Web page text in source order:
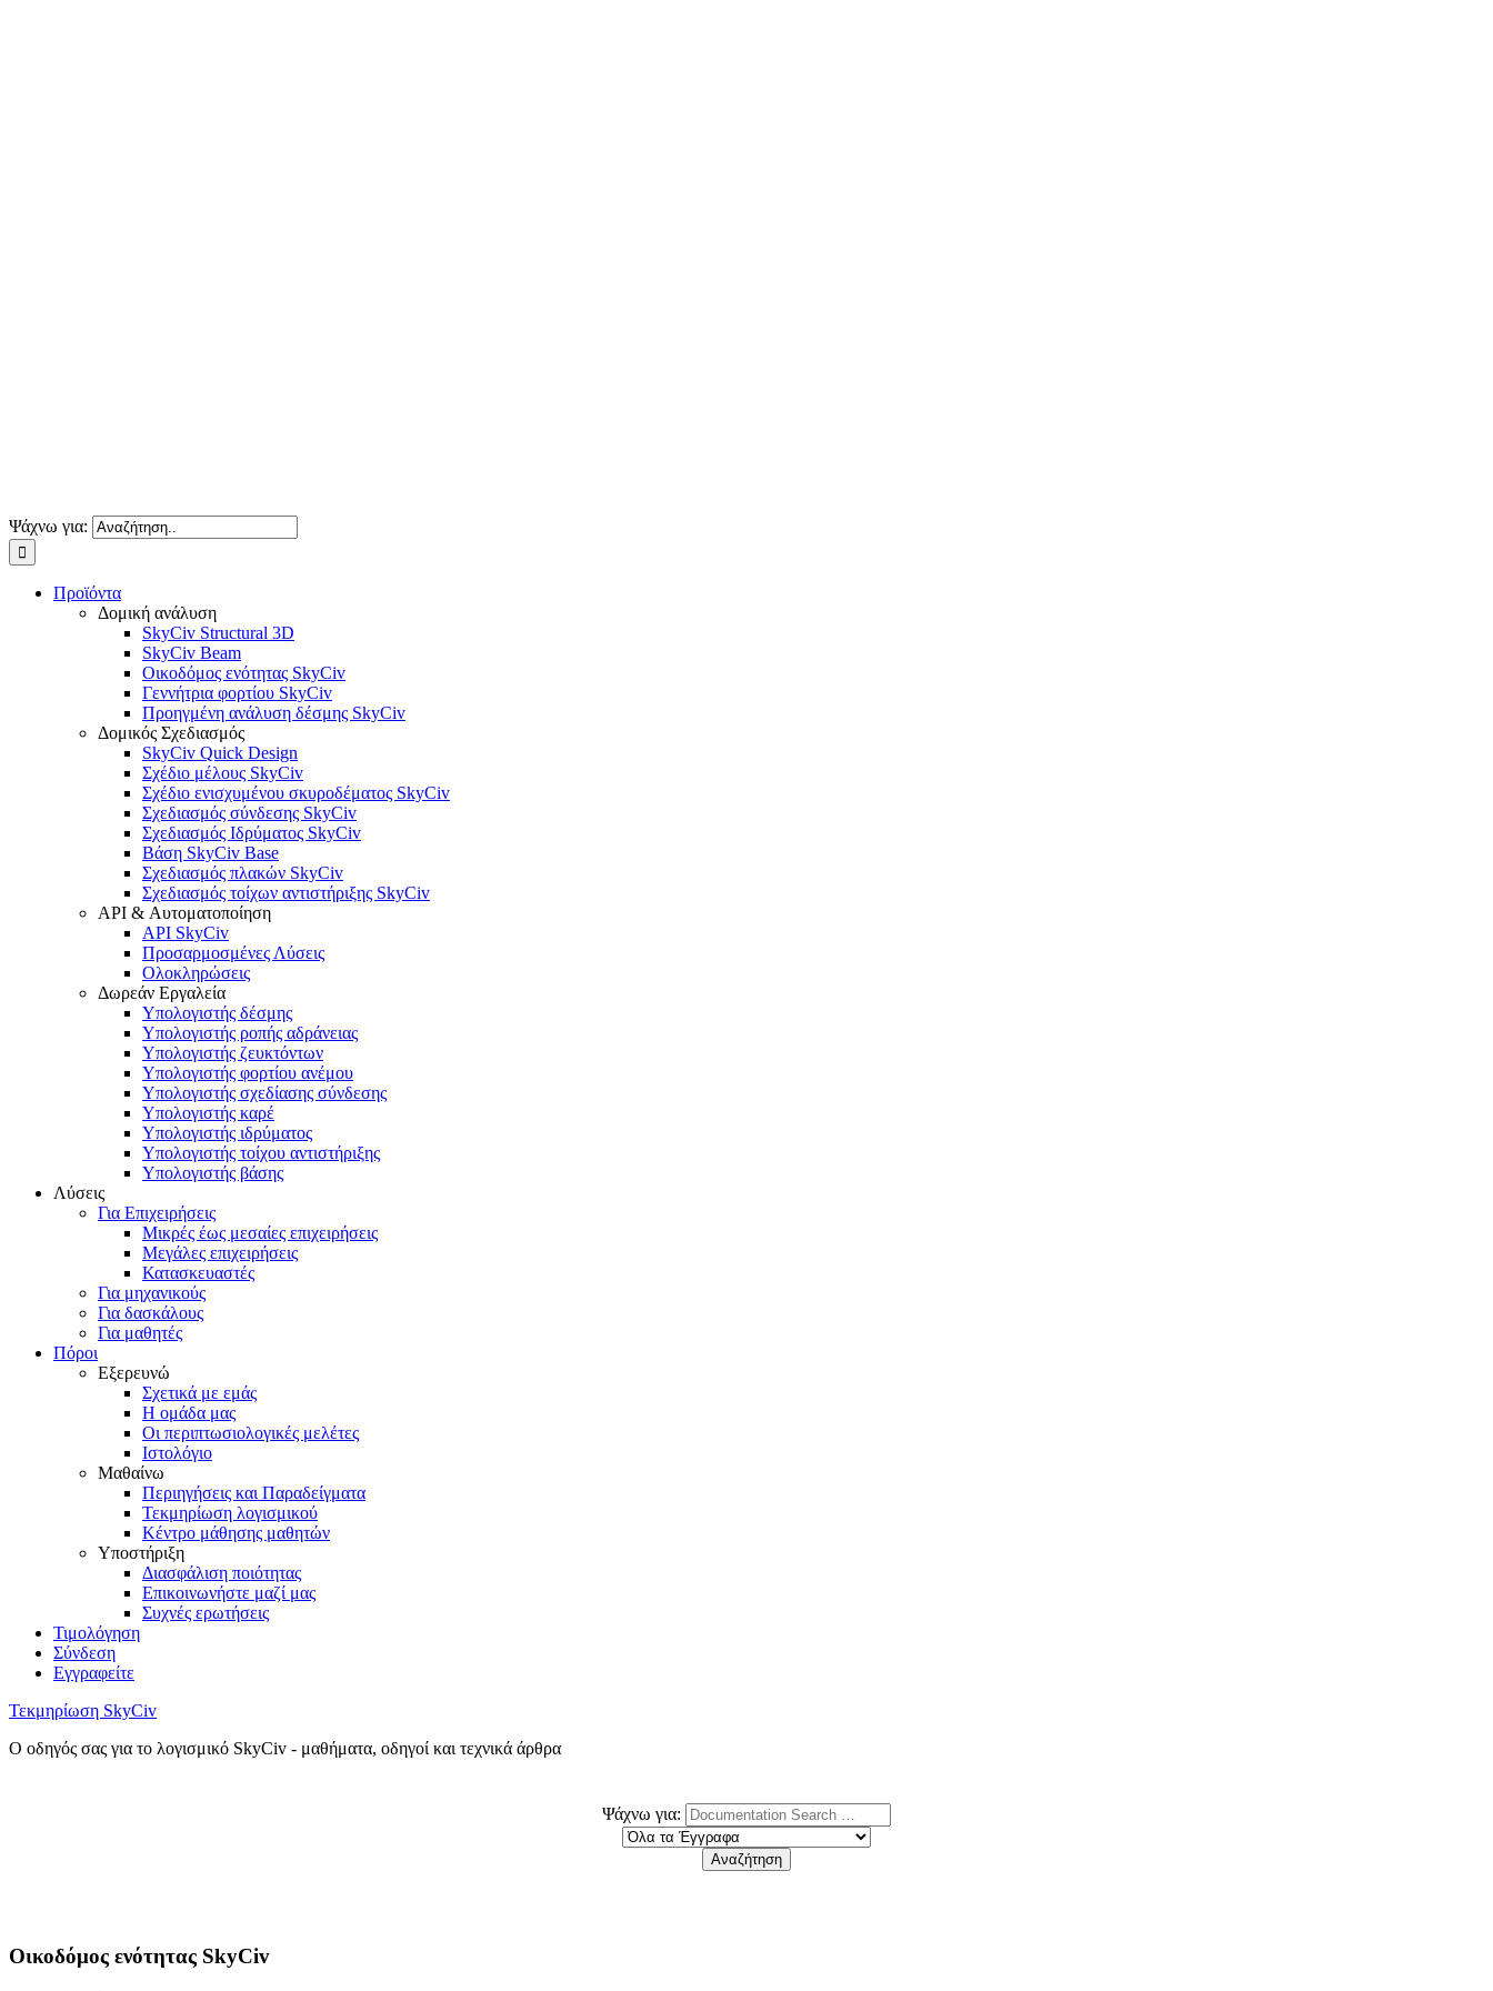
Ψάχνω για:
Προϊόντα
Δομική ανάλυση
SkyCiv Structural 3D
SkyCiv Beam
Οικοδόμος ενότητας SkyCiv
Γεννήτρια φορτίου SkyCiv
Προηγμένη ανάλυση δέσμης SkyCiv
Δομικός Σχεδιασμός
SkyCiv Quick Design
Σχέδιο μέλους SkyCiv
Σχέδιο ενισχυμένου σκυροδέματος SkyCiv
Σχεδιασμός σύνδεσης SkyCiv
Σχεδιασμός Ιδρύματος SkyCiv
Βάση SkyCiv Base
Σχεδιασμός πλακών SkyCiv
Σχεδιασμός τοίχων αντιστήριξης SkyCiv
API & Αυτοματοποίηση
API SkyCiv
Προσαρμοσμένες Λύσεις
Ολοκληρώσεις
Δωρεάν Εργαλεία
Υπολογιστής δέσμης
Υπολογιστής ροπής αδράνειας
Υπολογιστής ζευκτόντων
Υπολογιστής φορτίου ανέμου
Υπολογιστής σχεδίασης σύνδεσης
Υπολογιστής καρέ
Υπολογιστής ιδρύματος
Υπολογιστής τοίχου αντιστήριξης
Υπολογιστής βάσης
Λύσεις
Για Επιχειρήσεις
Μικρές έως μεσαίες επιχειρήσεις
Μεγάλες επιχειρήσεις
Κατασκευαστές
Για μηχανικούς
Για δασκάλους
Για μαθητές
Πόροι
Εξερευνώ
Σχετικά με εμάς
Η ομάδα μας
Οι περιπτωσιολογικές μελέτες
Ιστολόγιο
Μαθαίνω
Περιηγήσεις και Παραδείγματα
Τεκμηρίωση λογισμικού
Κέντρο μάθησης μαθητών
Υποστήριξη
Διασφάλιση ποιότητας
Επικοινωνήστε μαζί μας
Συχνές ερωτήσεις
Τιμολόγηση
Σύνδεση
Εγγραφείτε
Τεκμηρίωση SkyCiv
Ο οδηγός σας για το λογισμικό SkyCiv - μαθήματα, οδηγοί και τεχνικά άρθρα
Ψάχνω για:
Οικοδόμος ενότητας SkyCiv